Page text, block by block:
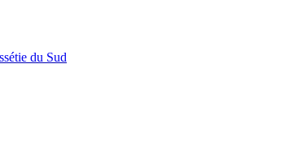
du Sud